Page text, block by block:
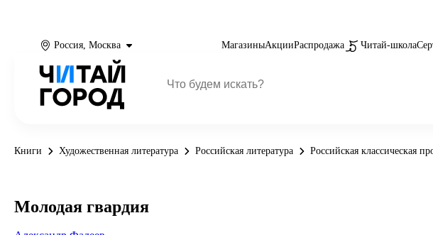
Россия, Москва МагазиныАкцииРаспродажа Читай-школа
Книги Художественная литература Российская литература Российская классическая
Молодая гвардия